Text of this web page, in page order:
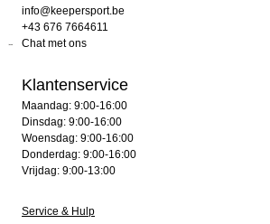
info@keepersport.be
+43 676 7664611
Chat met ons
Klantenservice
Maandag: 9:00-16:00
Dinsdag: 9:00-16:00
Woensdag: 9:00-16:00
Donderdag: 9:00-16:00
Vrijdag: 9:00-13:00
Service & Hulp